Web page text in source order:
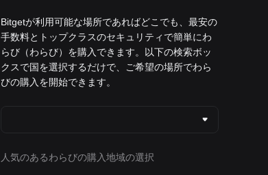
Bitgetが利用可能な場所であればどこでも、最安の
手数料とトップクラスのセキュリティで簡単にわ
らび（わらび）を購入できます。以下の検索ボッ
クスで国を選択するだけで、ご希望の場所でわら
びの購入を開始できます。
人気のあるわらびの購入地域の選択